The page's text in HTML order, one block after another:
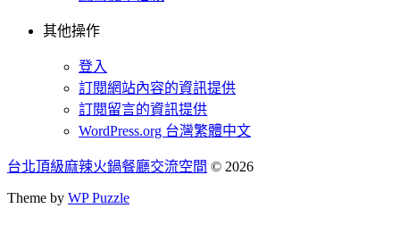
其他操作
登入
訂閱網站內容的資訊提供
訂閱留言的資訊提供
WordPress.org 台灣繁體中文
台北頂級麻辣火鍋餐廳交流空間 © 2026
Theme by WP Puzzle